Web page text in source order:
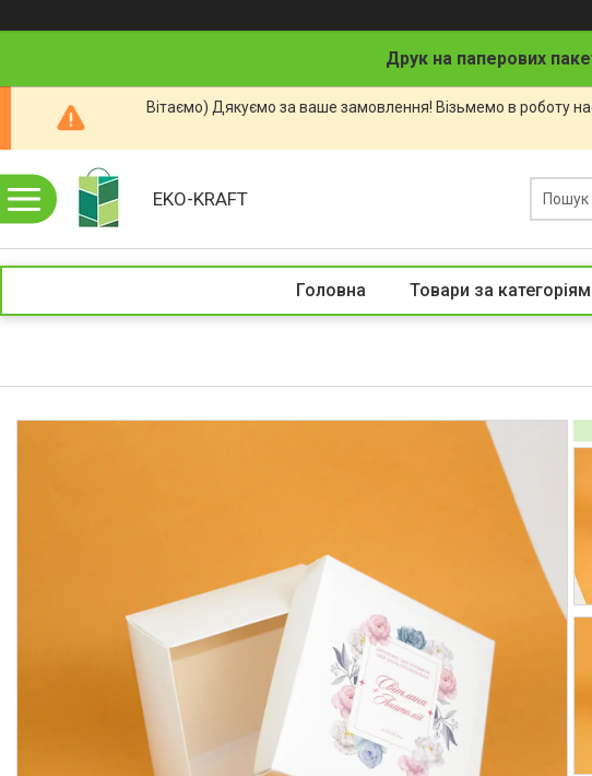
Друк на паперових
Вітаємо) Дякуємо за ваше замовлення! Візьмемо в роботу
EKO-KRAFT
Головна Товари за